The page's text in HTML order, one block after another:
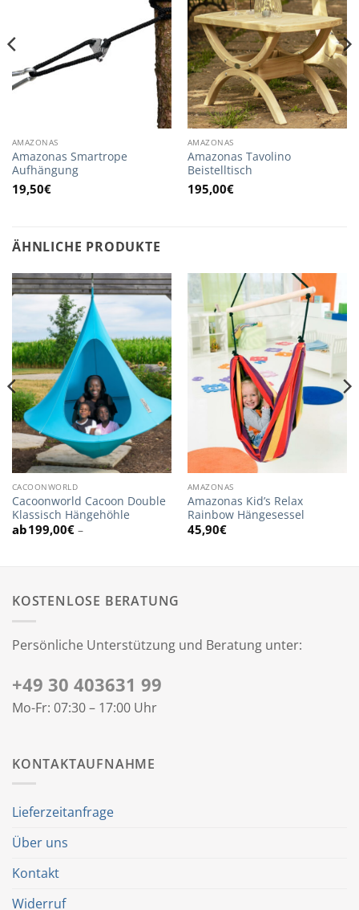
AMAZONAS
Amazonas Smartrope
Aufhängung
19,50€
AMAZONAS
Amazonas Tavolino
Beistelltisch
195,00€
ÄHNLICHE PRODUKTE
CACOONWORLD
Cacoonworld Cacoon Double
Klassisch Hängehöhle
199,00€–
AMAZONAS
Amazonas Kid’s Relax
Rainbow Hängesessel
45,90€
KOSTENLOSE BERATUNG
Persönliche Unterstützung und Beratung unter:
+49 30 403631 99
Mo-Fr: 07:30 – 17:00 Uhr
KONTAKTAUFNAHME
Lieferzeitanfrage
Über uns
Kontakt
Widerruf